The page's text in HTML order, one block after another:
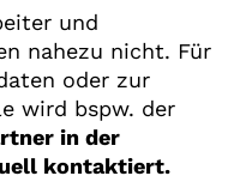
und
nahezu nicht. Für
oder zur
wird bspw. der
in der
kontaktiert.